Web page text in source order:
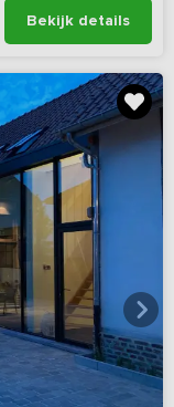
Bekijk details